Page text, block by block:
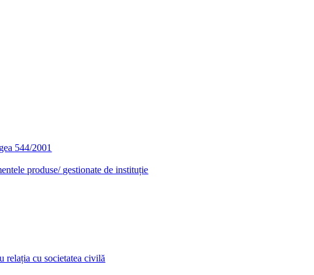
544/2001
produse/ gestionate de instituție
relația cu societatea civilă